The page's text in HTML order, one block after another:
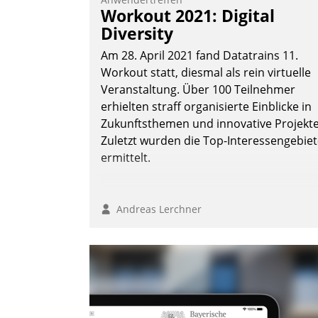
Workout 2021: Digital
Diversity
Am 28. April 2021 fand Datatrains 11.
Workout statt, diesmal als rein virtuelle
Veranstaltung. Über 100 Teilnehmer
erhielten straff organisierte Einblicke in
Zukunftsthemen und innovative
Zuletzt wurden die Top-
ermittelt.
Andreas Lerchner